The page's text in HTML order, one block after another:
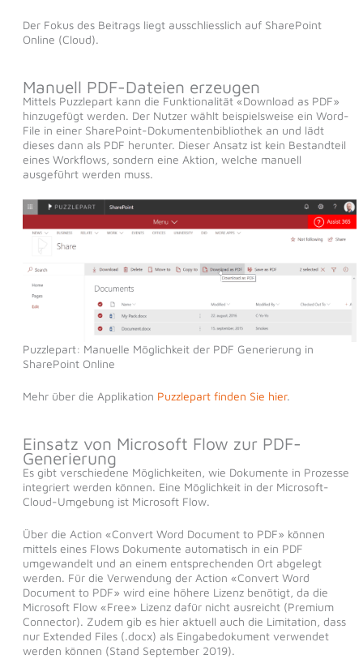
Der Fokus des Beitrags liegt ausschliesslich auf SharePoint
Online (Cloud).
Manuell PDF-Dateien erzeugen
Mittels Puzzlepart kann die Funktionalität «Download as PDF»
hinzugefügt werden. Der Nutzer wählt beispielsweise ein Word-
File in einer SharePoint-Dokumentenbibliothek an und lädt
dieses dann als PDF herunter. Dieser Ansatz ist kein Bestandteil
eines Workflows, sondern eine Aktion, welche manuell
ausgeführt werden muss.
Puzzlepart: Manuelle Möglichkeit der PDF Generierung in
SharePoint Online
Mehr über die Applikation Puzzlepart finden Sie hier.
Einsatz von Microsoft Flow zur PDF-
Generierung
Es gibt verschiedene Möglichkeiten, wie Dokumente in Prozesse
integriert werden können. Eine Möglichkeit in der Microsoft-
Cloud-Umgebung ist Microsoft Flow.
Über die Action «Convert Word Document to PDF» können
mittels eines Flows Dokumente automatisch in ein PDF
umgewandelt und an einem entsprechenden Ort abgelegt
werden. Für die Verwendung der Action «Convert Word
Document to PDF» wird eine höhere Lizenz benötigt, da die
Microsoft Flow «Free» Lizenz dafür nicht ausreicht (Premium
Connector). Zudem gib es hier aktuell auch die Limitation, dass
nur Extended Files (.docx) als Eingabedokument verwendet
werden können (Stand September 2019).